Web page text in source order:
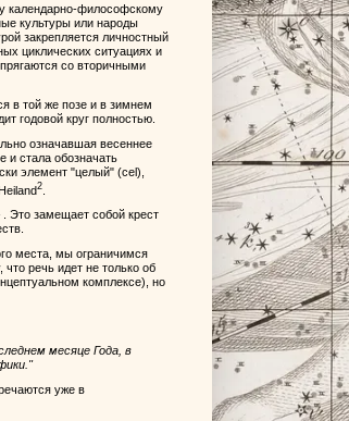
календарно-философскому
культуры или народы
закрепляется личностный
циклических ситуациях и
со вторичными
в той же позе и в зимнем
годовой круг полностью.
означавшая весеннее
и стала обозначать
элемент "целый" (cel),
2
Это замещает собой крест
места, мы ограничимся
речь идет не только об
комплексе), но
месяце Года, в
уже в